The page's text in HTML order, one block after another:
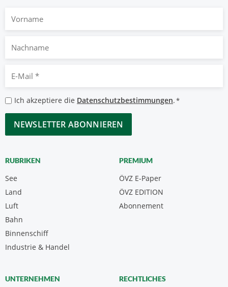
Vorname
Nachname
Mail
*
Datenschutzbestimmungen
*
Ich akzeptiere die Datenschutzbestimmungen.*
CAPTCHA
RUBRIKEN
See
Land
Luft
Bahn
Binnenschiff
Industrie & Handel
PREMIUM
ÖVZ E-Paper
Abonnement
ÖVZ EDITION
UNTERNEHMEN RECHTLICHES